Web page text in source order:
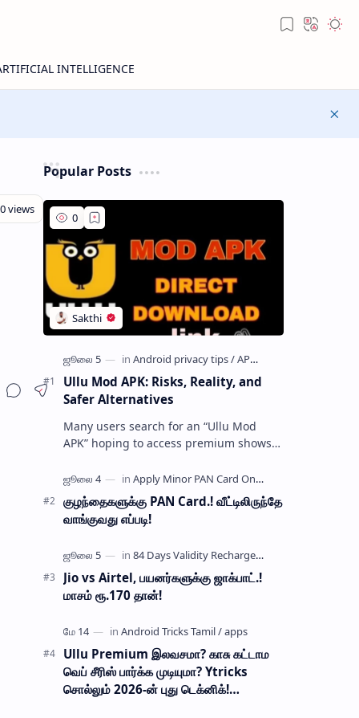
Popular Posts
Ullu Mod APK: Risks, Reality, and
Safer Alternatives
Many users search for an “Ullu Mod
APK” hoping to access premium shows
modified application files are often …
குழந்தைகளுக்கு PAN Card.! வீட்டிலிருந்தே
வாங்குவது எப்படி!
Jio vs Airtel, பயனர்களுக்கு ஜாக்பாட்.!
மாசம் ரூ.170 தான்!
Ullu Premium இலவசமா? காசு கட்டாம
வெப் சீரிஸ் பார்க்க முடியுமா? Ytricks
சொல்லும் 2026-ன் புது டெக்னிக்!